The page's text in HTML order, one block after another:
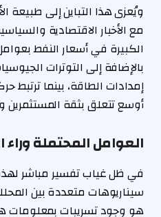
ويُعزى هذا التباين إلى طبيعة
مع الأخبار الاقتصادية
الكبيرة في أسعار النفط
بالإضافة إلى التوترات
إمدادات الطاقة، بينما
أوسع تتعلق بثقة المستثمرين
العوامل المحتملة وراء
في ظل غياب تفسير مباشر
سيناريوهات متعددة بين
هو وجود تسريبات بمعلومات